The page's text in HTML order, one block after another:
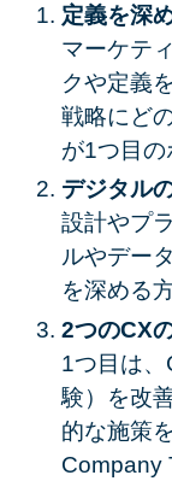
定義を深
マーケテ
クや定義
戦略にど
が1つ目の
デジタル
設計やプ
ルやデー
を深める
2つのCX
1つ目は
験）を改
的な施策
Company